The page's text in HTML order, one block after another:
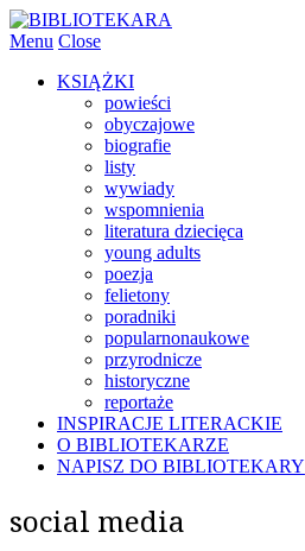
Menu Close
KSIĄŻKI
powieści
obyczajowe
biografie
listy
wywiady
wspomnienia
literatura dziecięca
young adults
poezja
felietony
poradniki
popularnonaukowe
przyrodnicze
historyczne
reportaże
INSPIRACJE LITERACKIE
O BIBLIOTEKARZE
NAPISZ DO BIBLIOTEKARY
social media